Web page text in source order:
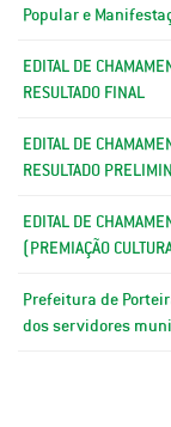
Popular e
EDITAL DE
RESULTADO FINAL
EDITAL DE
RESULTADO
EDITAL DE
(PREMIAÇÃO
Prefeitura de
dos servidores